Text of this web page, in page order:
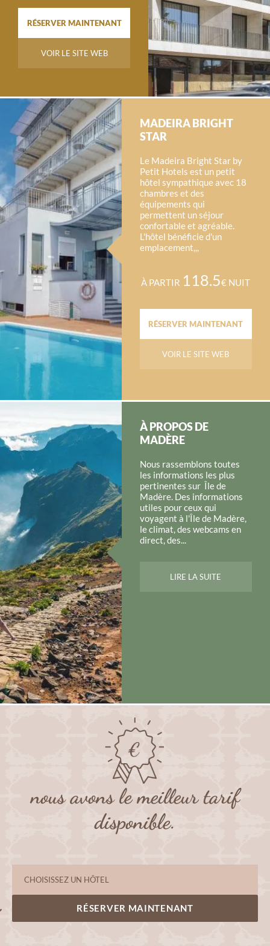
RÉSERVER MAINTENANT
VOIR LE SITE WEB
MADEIRA BRIGHT
STAR
Le Madeira Bright Star by
Petit Hotels est un petit
hôtel sympathique avec 18
chambres et des
équipements qui
permettent un séjour
confortable et agréable.
L'hôtel bénéficie d'un
emplacement,,,
À PARTIR 118.5€ NUIT
RÉSERVER MAINTENANT
VOIR LE SITE WEB
À PROPOS DE
MADÈRE
Nous rassemblons toutes
les informations les plus
pertinentes sur Île de
Madère. Des informations
utiles pour ceux qui
voyagent à l'Île de Madère,
le climat, des webcams en
direct, des...
LIRE LA SUITE
nous avons le meilleur tarif
disponible.
RÉSERVER MAINTENANT